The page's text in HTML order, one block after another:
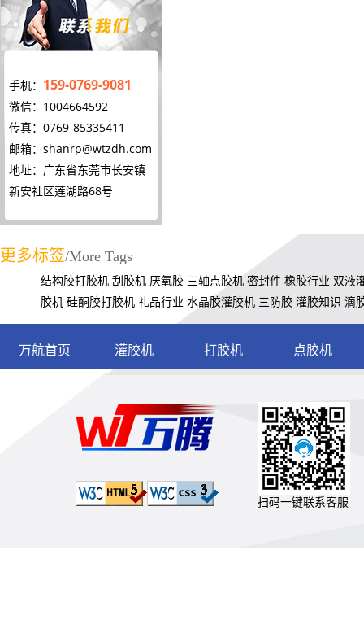
手机： 159-0769-9081
微信：1004664592
传真：0769-85335411
邮箱： shanrp@wtzdh.com
地址：广东省东莞市长安镇
新安社区莲湖路68号
更多标签/More Tags
结构胶打胶机 刮胶机 厌氧胶 三轴点胶机 密封件 橡胶行业 双液
胶机 硅酮胶打胶机 礼品行业 水晶胶灌胶机 三防胶 灌胶知识 滴
万航首页 灌胶机 打胶机 点胶机
扫码一键联系客服